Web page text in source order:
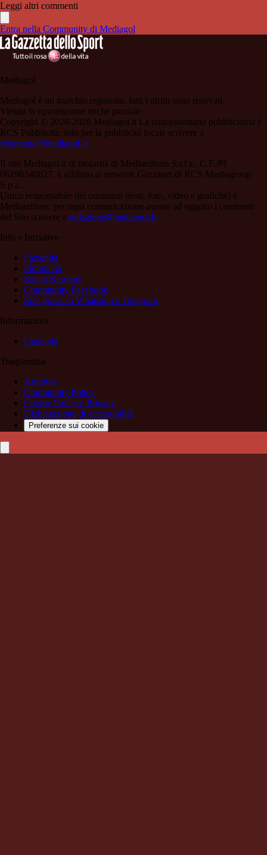
Leggi altri commenti
Entra nella Community di Mediagol
Mediagol
Mediagol è un marchio registrato, tutti i diritti sono riservati.
Vietata la riproduzione anche parziale.
Copyright © 2020-2026 Mediagol.it La concessionaria pubblicitaria è
RCS Pubblicità; solo per la pubblicità locale scrivere a
redazione@mediagol.it
Il sito Mediagol.it di titolarità di Mediaeditors S.r.l.s., C.F./PI
06198340827, è affiliato al network Gazzanet di RCS Mediagroup
S.p.a..
Unico responsabile dei contenuti (testi, foto, video e grafiche) è
Mediaeditors; per ogni comunicazione avente ad oggetto i contenuti
del Sito scrivere a redazione@mediagol.it
Info e Iniziative
l’azienda
Pubblicità
Social Network
Community Facebook
Sms gratis su Whatsapp e Telegram
Informazioni
l’azienda
Trasparenza
Archivio
Community Policy
Cookie Policy e Privacy
Dichiarazione di accessibilità
Preferenze sui cookie